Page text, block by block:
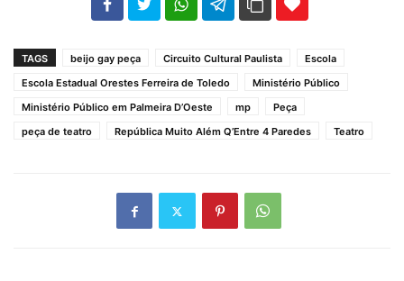
102 35
TAGS beijo gay peça Circuito Cultural Paulista
Escola
Escola Estadual Orestes Ferreira de Toledo
Ministério Público
Ministério Público em Palmeira D’Oeste
mp
Peça
peça de teatro
República Muito Além Q’Entre 4 Paredes Teatro